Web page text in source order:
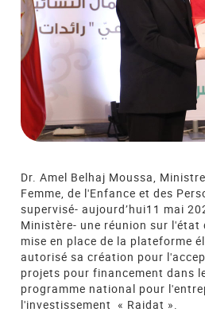
Dr. Amel Belhaj Moussa,
Femme, de l'Enfance et des
supervisé- aujourd’hui11 mai
Ministère- une réunion sur l'état
mise en place de la plateforme
autorisé sa création pour
projets pour financement dans
programme national pour
l'investissement « Raidat ».